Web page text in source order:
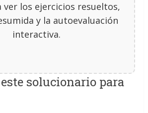
los ejercicios resueltos,
y la autoevaluación
interactiva.
solucionario para